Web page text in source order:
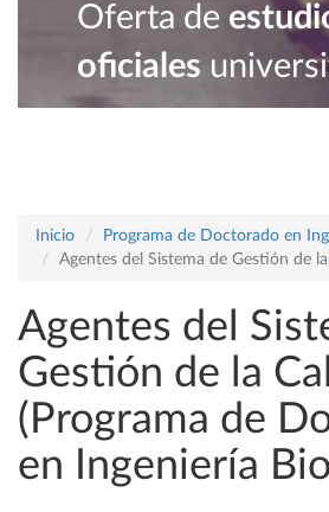
Oferta de
oficiales
Inicio
Programa de Doctorado en
Agentes del Sistema de Gestión de la
Agentes del
Gestión de la
(Programa de
en Ingeniería